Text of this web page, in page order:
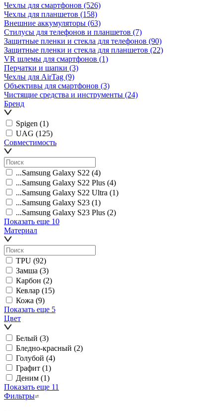
Чехлы для смартфонов (526)
Чехлы для планшетов (158)
Внешние аккумуляторы (63)
Стилусы для телефонов и планшетов (7)
Защитные пленки и стекла для телефонов (90)
Защитные пленки и стекла для планшетов (22)
VR шлемы для смартфонов (1)
Перчатки и шапки (3)
Чехлы для AirTag (9)
Объективы для смартфонов (3)
Чистящие средства и инструменты (24)
Бренд
Spigen (1)
UAG (125)
Совместимость
...Samsung Galaxy S22 (4)
...Samsung Galaxy S22 Plus (4)
...Samsung Galaxy S22 Ultra (1)
...Samsung Galaxy S23 (1)
...Samsung Galaxy S23 Plus (2)
Показать еще 10
Материал
TPU (92)
Замша (3)
Карбон (2)
Кевлар (15)
Кожа (9)
Показать еще 5
Цвет
Белый (3)
Бледно-красный (2)
Голубой (4)
Графит (1)
Деним (1)
Показать еще 11
Фильтры